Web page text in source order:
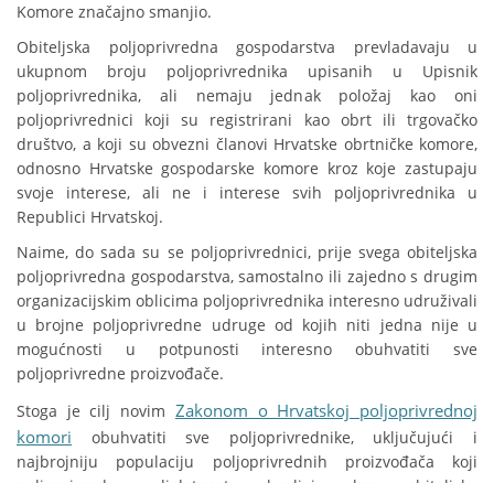
Komore značajno smanjio.
Obiteljska poljoprivredna gospodarstva prevladavaju u
ukupnom broju poljoprivrednika upisanih u Upisnik
poljoprivrednika, ali nemaju jednak položaj kao oni
poljoprivrednici koji su registrirani kao obrt ili trgovačko
društvo, a koji su obvezni članovi Hrvatske obrtničke komore,
odnosno Hrvatske gospodarske komore kroz koje zastupaju
svoje interese, ali ne i interese svih poljoprivrednika u
Republici Hrvatskoj.
Naime, do sada su se poljoprivrednici, prije svega obiteljska
poljoprivredna gospodarstva, samostalno ili zajedno s drugim
organizacijskim oblicima poljoprivrednika interesno udruživali
u brojne poljoprivredne udruge od kojih niti jedna nije u
mogućnosti u potpunosti interesno obuhvatiti sve
poljoprivredne proizvođače.
Stoga je cilj novim Zakonom o Hrvatskoj poljoprivrednoj
komori obuhvatiti sve poljoprivrednike, uključujući i
najbrojniju populaciju poljoprivrednih proizvođača koji